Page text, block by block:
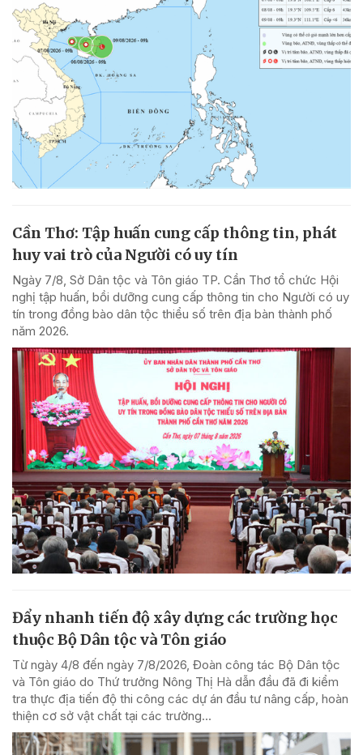
Cần Thơ: Tập huấn cung cấp thông tin, phát
huy vai trò của Người có uy tín
Ngày 7/8, Sở Dân tộc và Tôn giáo TP. Cần Thơ tổ chức Hội
nghị tập huấn, bồi dưỡng cung cấp thông tin cho Người có uy
tín trong đồng bào dân tộc thiểu số trên địa bàn thành phố
năm 2026.
Đẩy nhanh tiến độ xây dựng các trường học
thuộc Bộ Dân tộc và Tôn giáo
Từ ngày 4/8 đến ngày 7/8/2026, Đoàn công tác Bộ Dân tộc
và Tôn giáo do Thứ trưởng Nông Thị Hà dẫn đầu đã đi kiểm
tra thực địa tiến độ thi công các dự án đầu tư nâng cấp, hoàn
thiện cơ sở vật chất tại các trường...